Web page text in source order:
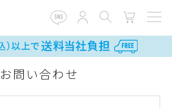
お問い合わせ